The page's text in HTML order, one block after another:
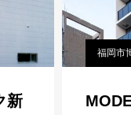
新
福岡市